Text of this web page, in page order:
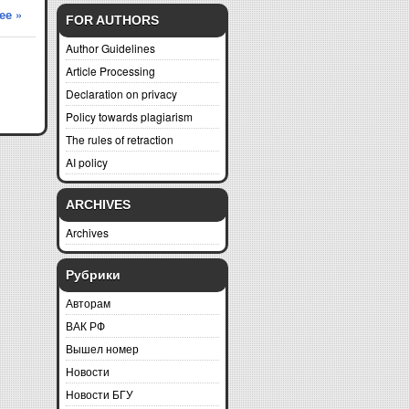
» FOR AUTHORS
Author Guidelines
Article Processing
Declaration on privacy
Policy towards plagiarism
The rules of retraction
AI policy
ARCHIVES
Archives
Рубрики
Авторам
ВАК РФ
Вышел номер
Новости
Новости БГУ